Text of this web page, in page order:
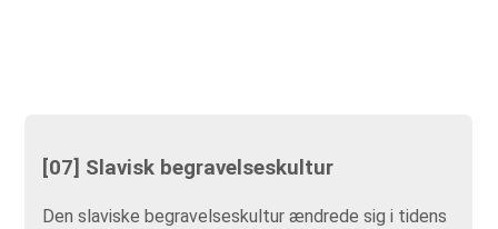
[07] Slavisk begravelseskultur
Den slaviske begravelseskultur ændrede sig i tidens